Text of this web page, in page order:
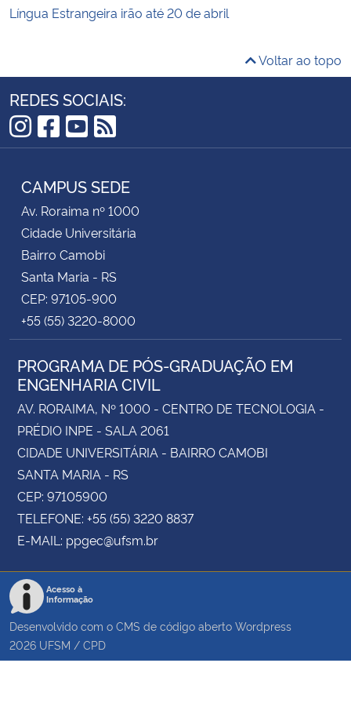
Língua Estrangeira irão até 20 de abril
Voltar ao topo
REDES SOCIAIS:
Instagram
Facebook
YouTube
RSS
CAMPUS SEDE
Av. Roraima nº 1000
Cidade Universitária
Bairro Camobi
Santa Maria - RS
CEP: 97105-900
+55 (55) 3220-8000
PROGRAMA DE PÓS-GRADUAÇÃO EM
ENGENHARIA CIVIL
AV. RORAIMA, Nº 1000 - CENTRO DE TECNOLOGIA -
PRÉDIO INPE - SALA 2061
CIDADE UNIVERSITÁRIA - BAIRRO CAMOBI
SANTA MARIA - RS
CEP: 97105900
TELEFONE: +55 (55) 3220 8837
E-MAIL: ppgec@ufsm.br
Acesso à
Informação
Desenvolvido com o CMS de código aberto Wordpress
2026 UFSM / CPD